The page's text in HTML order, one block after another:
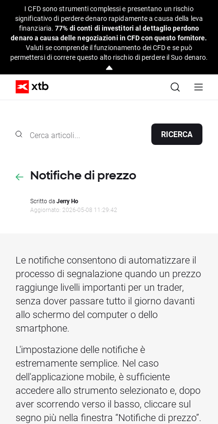
I CFD sono strumenti complessi e presentano un rischio
significativo di perdere denaro rapidamente a causa della leva
finanziaria.77% di conti di investitori al dettaglio perdono
denaro a causa delle negoziazioni in CFD con questo fornitore.
Valuti se comprende il funzionamento dei CFD e se può
permettersi di correre questo alto rischio di perdere il Suo denaro.
RICERCA
Notifiche di prezzo
Scritto daJerry Ho
Aggiornato: 2026-05-08 11:29:42
Le notifiche consentono di automatizzare il
processo di segnalazione quando un prezzo
raggiunge livelli importanti per un trader,
senza dover passare tutto il giorno davanti
allo schermo del computer o dello
smartphone.
L'impostazione delle notifiche è
estremamente semplice. Nel caso
dell'applicazione mobile, è sufficiente
accedere allo strumento selezionato e, dopo
aver scorrendo verso il basso, cliccare sul
segno più nella finestra “Notifiche di prezzo”.